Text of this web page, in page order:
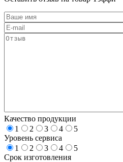
Качество продукции
1
2 3 4
5
Уровень сервиса
1
2 3 4
5
Срок изготовления